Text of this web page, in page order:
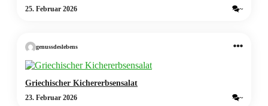
25. Februar 2026 ~
genussdeslebens
Griechischer Kichererbsensalat
23. Februar 2026 ~